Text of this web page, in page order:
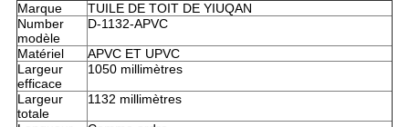
Marque
TUILE DE TOIT DE YIUQAN
Number
modèle
D-1132-APVC
Matériel
APVC ET UPVC
Largeur
efficace
1050 millimètres
Largeur
totale
1132 millimètres